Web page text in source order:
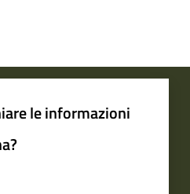
le informazioni